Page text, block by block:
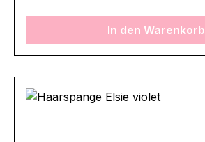
In den Warenkorb